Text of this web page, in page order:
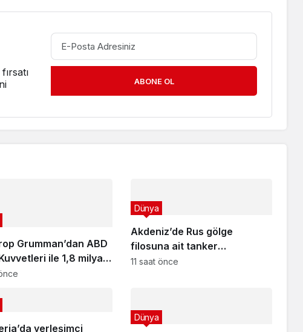
ABONE OL
Grumman’dan ABD
ile 1,8 milyar
Litening pod
Akdeniz’de Rus gölge
filosuna ait tanker
helikopterle basıldı
Dünya
11 saat önce
yerleşimci
Dünya